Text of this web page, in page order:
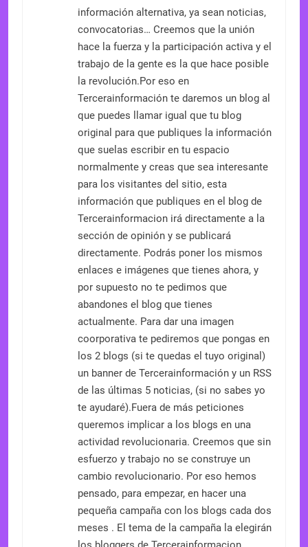
información alternativa, ya sean noticias,
convocatorias… Creemos que la unión
hace la fuerza y la participación activa y el
trabajo de la gente es la que hace posible
la revolución.Por eso en
Tercerainformación te daremos un blog al
que puedes llamar igual que tu blog
original para que publiques la información
que suelas escribir en tu espacio
normalmente y creas que sea interesante
para los visitantes del sitio, esta
información que publiques en el blog de
Tercerainformacion irá directamente a la
sección de opinión y se publicará
directamente. Podrás poner los mismos
enlaces e imágenes que tienes ahora, y
por supuesto no te pedimos que
abandones el blog que tienes
actualmente. Para dar una imagen
coorporativa te pediremos que pongas en
los 2 blogs (si te quedas el tuyo original)
un banner de Tercerainformación y un RSS
de las últimas 5 noticias, (si no sabes yo
te ayudaré).Fuera de más peticiones
queremos implicar a los blogs en una
actividad revolucionaria. Creemos que sin
esfuerzo y trabajo no se construye un
cambio revolucionario. Por eso hemos
pensado, para empezar, en hacer una
pequeña campaña con los blogs cada dos
meses . El tema de la campaña la elegirán